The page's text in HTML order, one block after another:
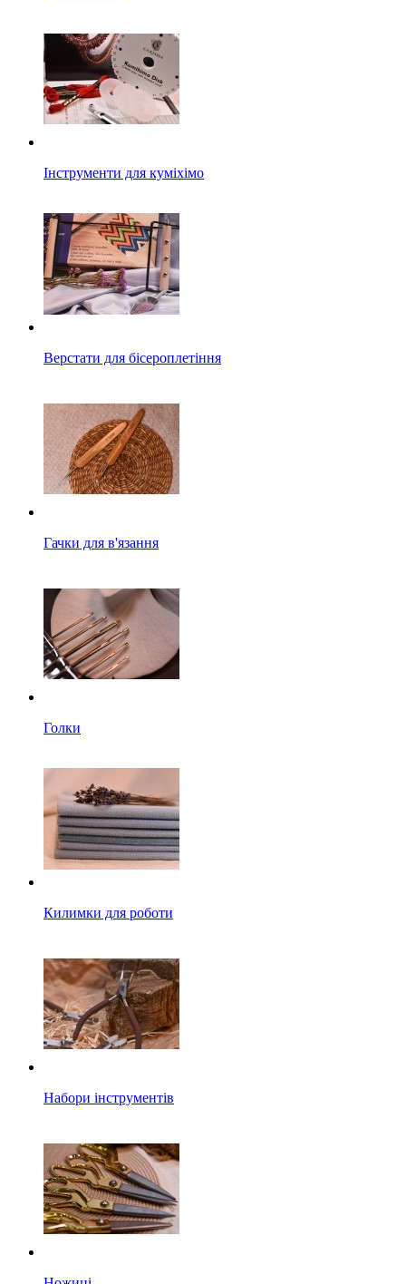
Інструменти для куміхімо
Верстати для бісероплетіння
Гачки для в'язання
Голки
Килимки для роботи
Набори інструментів